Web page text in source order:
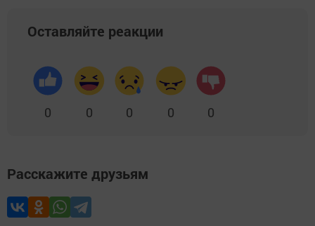
Оставляйте реакции
0 0 0 0 0
Расскажите друзьям